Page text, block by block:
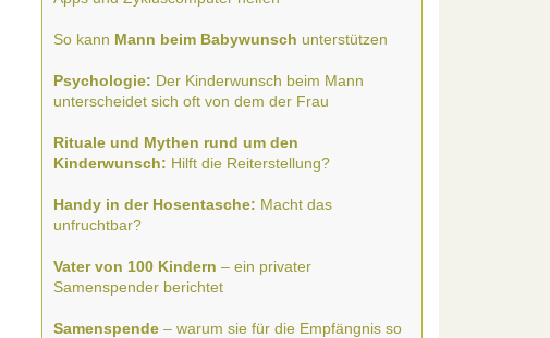
So kann Mann beim Babywunsch unterstützen
Psychologie: Der Kinderwunsch beim Mann
unterscheidet sich oft von dem der Frau
Rituale und Mythen rund um den
Kinderwunsch: Hilft die Reiterstellung?
Handy in der Hosentasche: Macht das
unfruchtbar?
Vater von 100 Kindern – ein privater
Samenspender berichtet
Samenspende – warum sie für die Empfängnis so